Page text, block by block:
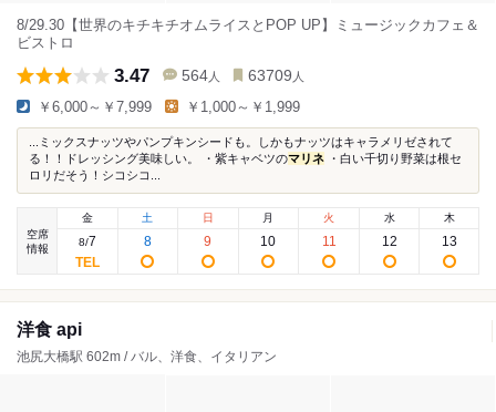
8/29.30【世界のキチキチオムライスとPOP UP】ミュージックカフェ＆
ビストロ
3.47 564 人 63709 人
￥6,000～￥7,999 ￥1,000～￥1,999
...ミックスナッツやパンプキンシードも。しかもナッツはキャラメリゼされて
る！！ドレッシング美味しい。 ・紫キャベツのマリネ ・白い千切り野菜は根セ
ロリだそう！シコシコ...
空席
情報
金
8/7
土
8
日
9
月
10
火
11
水
12
木
13
洋食 api
池尻大橋駅 602m / バル、洋食、イタリアン